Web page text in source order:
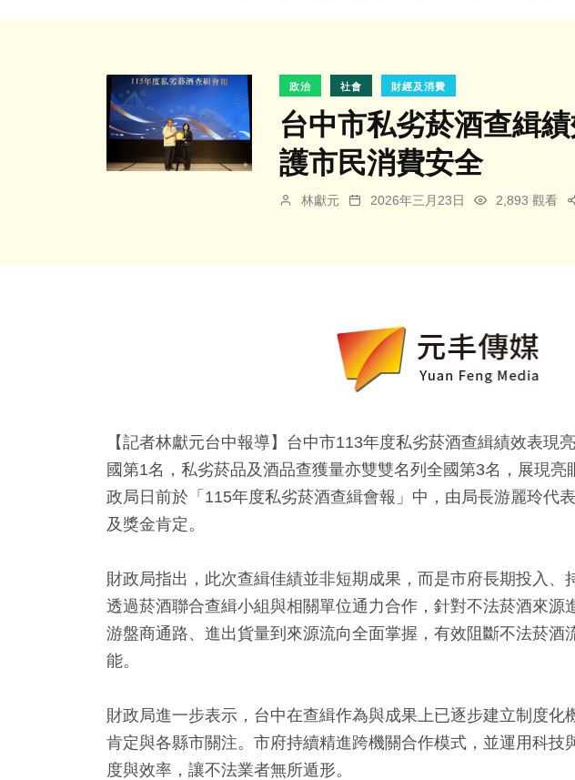
政治 社會 財經及消費
台中市私劣菸酒查緝
護市民消費安全
林獻元 2026年三月23日 2,893 觀看
【記者林獻元台中報導】台中市113年度私劣菸酒查緝績效表現
國第1名，私劣菸品及酒品查獲量亦雙雙名列全國第3名，展現亮
政局日前於「115年度私劣菸酒查緝會報」中，由局長游麗玲代
及獎金肯定。
財政局指出，此次查緝佳績並非短期成果，而是市府長期投入、
透過菸酒聯合查緝小組與相關單位通力合作，針對不法菸酒來源
游盤商通路、進出貨量到來源流向全面掌握，有效阻斷不法菸酒
能。
財政局進一步表示，台中在查緝作為與成果上已逐步建立制度化
肯定與各縣市關注。市府持續精進跨機關合作模式，並運用科技
度與效率，讓不法業者無所遁形。
590+
綜合
350+
旅遊
福建林公信俗文
化專區
28+
2024立委選戰